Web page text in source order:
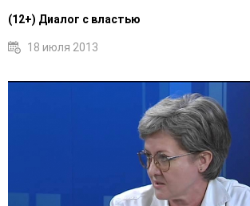
(12+) Диалог с властью
18 июля 2013